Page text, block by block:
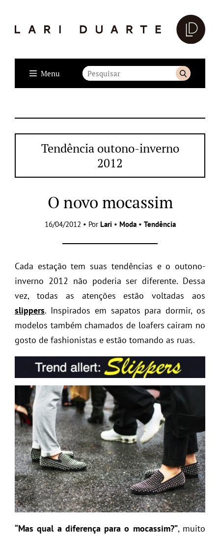
Menu
Tendência outono-inverno
2012
O novo mocassim
16/04/2012 • Por Lari • Moda• Tendência
Cada estação tem suas tendências e o outono-
inverno 2012 não poderia ser diferente. Dessa
vez, todas as atenções estão voltadas aos
slippers. Inspirados em sapatos para dormir, os
modelos também chamados de loafers cairam no
gosto de fashionistas e estão tomando as ruas.
“Mas qual a diferença para o mocassim?”, muito